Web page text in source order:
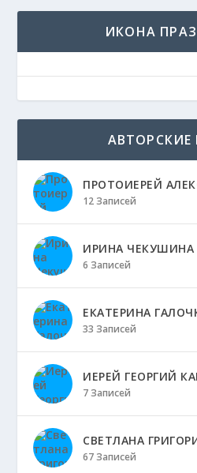
ИКОНА
АВТОРСКИЕ
ПРОТОИЕРЕЙ
12 Записей
ИРИНА ЧЕКУШИНА
6 Записей
ЕКАТЕРИНА
33 Записей
ИЕРЕЙ ГЕОРГИЙ
7 Записей
СВЕТЛАНА
67 Записей